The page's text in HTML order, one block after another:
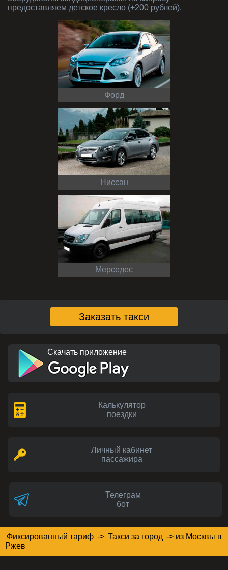
предоставляем детское кресло (+200 рублей).
Форд
Ниссан
Мерседес
Заказать такси
Скачать приложение
Калькулятор
поездки
Личный кабинет
пассажира
Телеграм
бот
Фиксированный тариф -> Такси за город -> из Москвы в
Ржев